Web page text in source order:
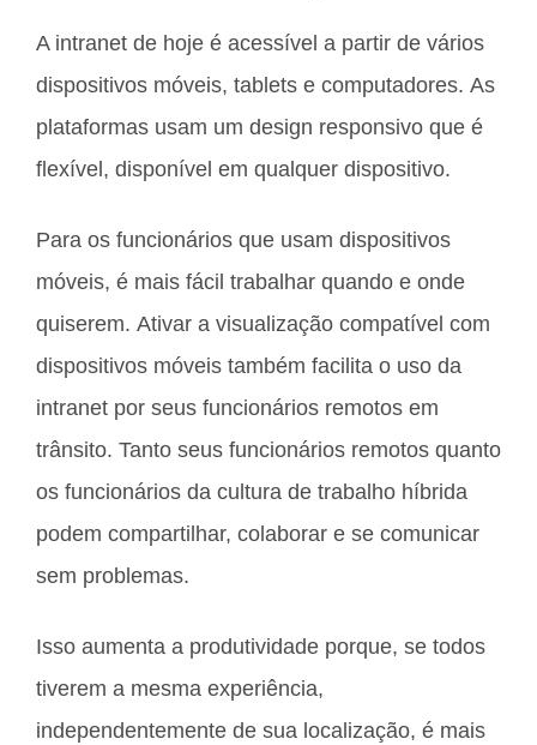
A intranet de hoje é acessível a partir de vários
dispositivos móveis, tablets e computadores. As
plataformas usam um design responsivo que é
flexível, disponível em qualquer dispositivo.
Para os funcionários que usam dispositivos
móveis, é mais fácil trabalhar quando e onde
quiserem. Ativar a visualização compatível com
dispositivos móveis também facilita o uso da
intranet por seus funcionários remotos em
trânsito. Tanto seus funcionários remotos quanto
os funcionários da cultura de trabalho híbrida
podem compartilhar, colaborar e se comunicar
sem problemas.
Isso aumenta a produtividade porque, se todos
tiverem a mesma experiência,
independentemente de sua localização, é mais